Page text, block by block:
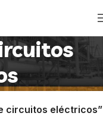
circuitos eléctricos”